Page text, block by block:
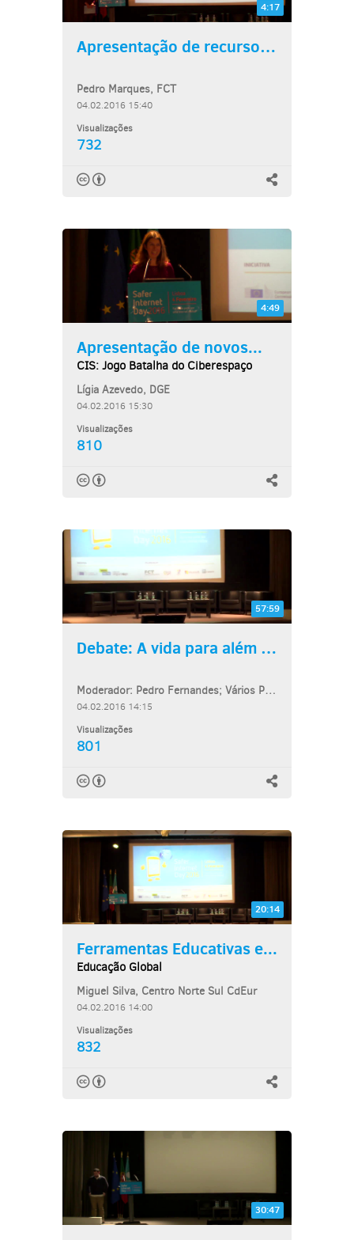
4:17
Apresentação de recursos do...
Pedro Marques, FCT
04.02.2016 15:40
Visualizações
732
4:49
Apresentação de novos...
CIS: Jogo Batalha do Ciberespaço
Lígia Azevedo, DGE
04.02.2016 15:30
Visualizações
810
57:59
Debate: A vida para além do...
Moderador: Pedro Fernandes; Vários Participantes
04.02.2016 14:15
Visualizações
801
20:14
Ferramentas Educativas e...
Educação Global
Miguel Silva, Centro Norte Sul CdEur
04.02.2016 14:00
Visualizações
832
30:47